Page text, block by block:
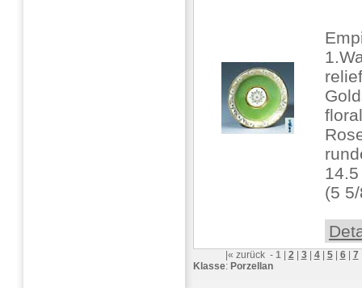
(5
|« zurück- 1| 2| 3| 4| 5| 6| 7
Klasse: Porzellan